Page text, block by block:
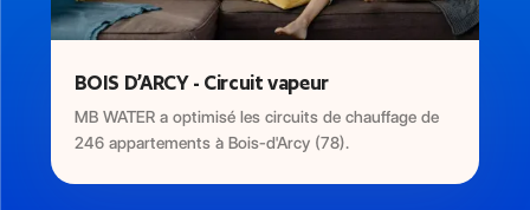
BOIS D’ARCY - Circuit vapeur
MB WATER a optimisé les circuits de chauffage de
246 appartements à Bois-d'Arcy (78).